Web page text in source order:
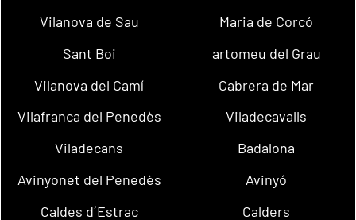
Vilanova de Sau
Maria de Corcó
Sant Boi
artomeu del Grau
Vilanova del Camí
Cabrera de Mar
Vilafranca del Penedès
Viladecavalls
Viladecans
Badalona
Avinyonet del Penedès
Avinyó
Caldes d´Estrac
Calders